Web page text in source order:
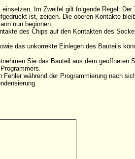
Im Zweifel gilt folgende Regel: Der
ist, zeigen. Die oberen Kontakte
nun beginnen.
des Chips auf den Kontakten des
das unkorrekte Einlegen des Bauteils
Sie das Bauteil aus dem geöffneten
während der Programmierung nach